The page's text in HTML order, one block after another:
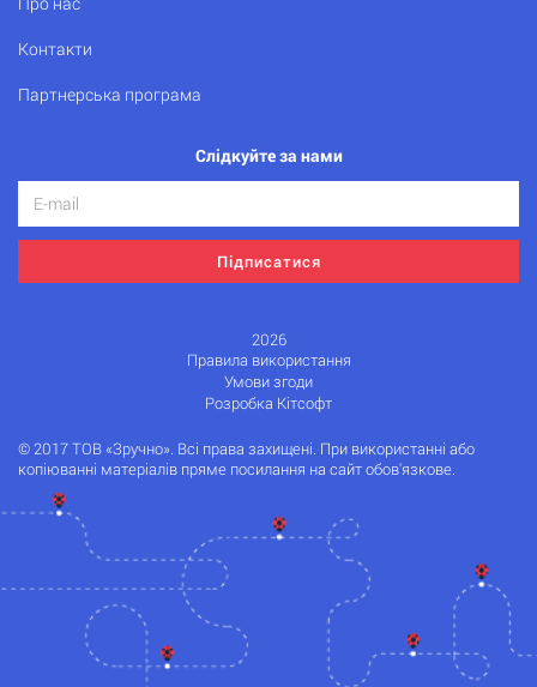
Контакти
Партнерська програма
Слідкуйте за нами
Підписатися
2026
Правила використання
Умови згоди
Розробка Кітсофт
© 2017 ТОВ «Зручно». Всі права захищені. При використанні або
копіюванні матеріалів пряме посилання на сайт обов'язкове.